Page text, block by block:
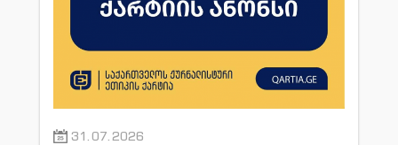
31.07.2026